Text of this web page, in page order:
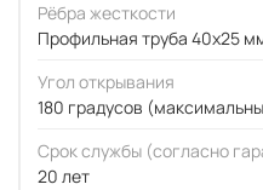
Рёбра жесткости
Профильная труба 40х25
Угол открывания
180 градусов
Срок службы (согласно
20 лет